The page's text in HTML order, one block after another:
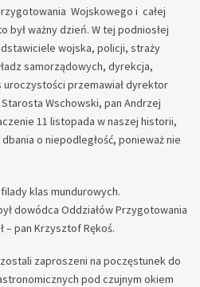
Wojskowego i całej
był ważny dzień. W tej podniosłej
wojska, policji, straży
samorządowych, dyrekcja,
przemawiał dyrektor
Wschowski, pan Andrzej
11 listopada w naszej historii,
o niepodległość, ponieważ nie
klas mundurowych.
dowódca Oddziałów Przygotowania
– pan Krzysztof Rękoś.
zaproszeni na poczęstunek do
pod czujnym okiem